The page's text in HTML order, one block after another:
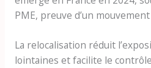
PME, preuve d’un
La relocalisation réduit
lointaines et facilite le